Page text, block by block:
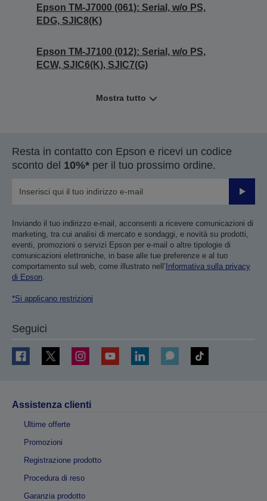
Epson TM-J7000 (061): Serial, w/o PS,
EDG, SJIC8(K)
Epson TM-J7100 (012): Serial, w/o PS,
ECW, SJIC6(K), SJIC7(G)
Mostra tutto
Resta in contatto con Epson e ricevi un codice
sconto del 10%* per il tuo prossimo ordine.
Invia
Inviando il tuo indirizzo e-mail, acconsenti a ricevere comunicazioni di
marketing, tra cui analisi di mercato e sondaggi, e novità su prodotti,
eventi, promozioni o servizi Epson per e-mail o altre tipologie di
comunicazioni elettroniche, in base alle tue preferenze e al tuo
comportamento sul web, come illustrato nell’ Informativa sulla privacy
di Epson
*Si applicano restrizioni
Seguici
Assistenza clienti
Ultime offerte
Promozioni
Registrazione prodotto
Procedura di reso
Garanzia prodotto